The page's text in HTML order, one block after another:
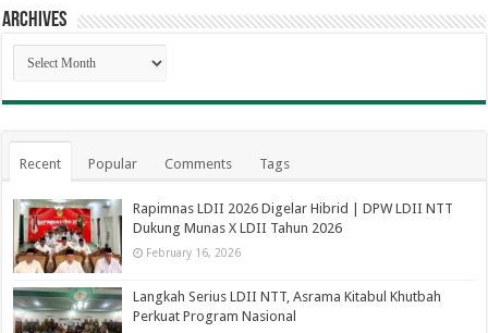
Archives
Archives
Recent Popular Comments Tags
Rapimnas LDII 2026 Digelar Hibrid | DPW LDII NTT
Dukung Munas X LDII Tahun 2026
February 16, 2026
Langkah Serius LDII NTT, Asrama Kitabul Khutbah
Perkuat Program Nasional